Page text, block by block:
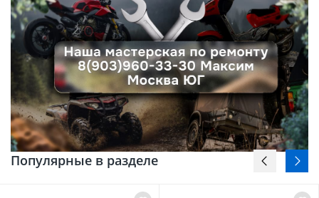
Популярные в разделе